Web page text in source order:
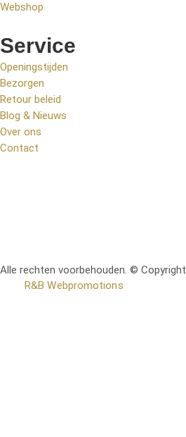
Webshop
Service
Openingstijden
Bezorgen
Retour beleid
Blog & Nieuws
Over ons
Contact
Alle rechten voorbehouden. © Copyright
R&B Webpromotions